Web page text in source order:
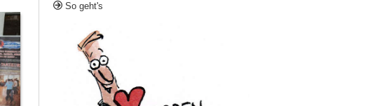
So geht's